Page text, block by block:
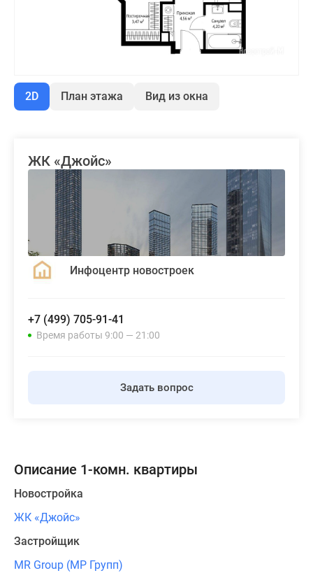
2D План этажа Вид из окна
ЖК «Джойс»
Инфоцентр новостроек
+7 (499) 705-91-41
Время работы 9:00 — 21:00
Задать вопрос
Описание 1-комн. квартиры
Новостройка
ЖК «Джойс»
Застройщик
MR Group (МР Групп)